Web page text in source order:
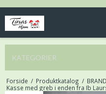
KATEGORIER
Forside / Produktkatalog /
Kasse med greb i enden fra Ib